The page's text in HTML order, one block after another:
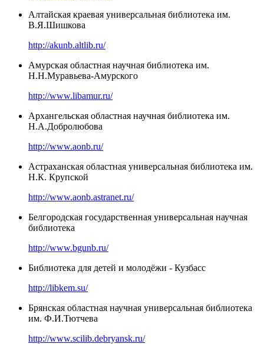
Алтайская краевая универсальная библиотека им.
В.Я.Шишкова
http://akunb.altlib.ru/
Амурская областная научная библиотека им.
Н.Н.Муравьева-Амурского
http://www.libamur.ru/
Архангельская областная научная библиотека им.
Н.А.Добролюбова
http://www.aonb.ru/
Астраханская областная универсальная библиотека им.
Н.К. Крупской
http://www.aonb.astranet.ru/
Белгородская государственная универсальная научная
библиотека
http://www.bgunb.ru/
Библиотека для детей и молодёжи - Кузбасс
http://libkem.su/
Брянская областная научная универсальная библиотека
им. Ф.И.Тютчева
http://www.scilib.debryansk.ru/